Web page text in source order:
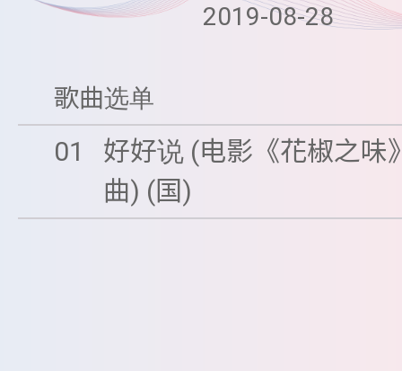
2019-08-28
歌曲选单
01
好好说 (电影《花椒之味
曲) (国)